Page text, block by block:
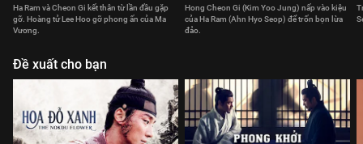
Ha Ram và Cheon Gi kết thân từ lần đầu gặp
gỡ. Hoàng tử Lee Hoo gỡ phong ấn của Ma
Vương.
Hong Cheon Gi (Kim Yoo Jung) nấp vào kiệu
của Ha Ram (Ahn Hyo Seop) để trốn bọn lừa
đảo.
Đề xuất cho bạn